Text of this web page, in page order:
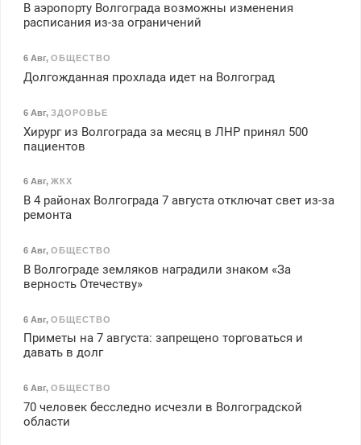
В аэропорту Волгограда возможны изменения
расписания из-за ограничений
6 Авг, ОБЩЕСТВО
Долгожданная прохлада идет на Волгоград
6 Авг, ЗДОРОВЬЕ
Хирург из Волгограда за месяц в ЛНР принял 500
пациентов
6 Авг, ЖКХ
В 4 районах Волгограда 7 августа отключат свет из-за
ремонта
6 Авг, ОБЩЕСТВО
В Волгограде земляков наградили знаком «За
верность Отечеству»
6 Авг, ОБЩЕСТВО
Приметы на 7 августа: запрещено торговаться и
давать в долг
6 Авг, ОБЩЕСТВО
70 человек бесследно исчезли в Волгоградской
области